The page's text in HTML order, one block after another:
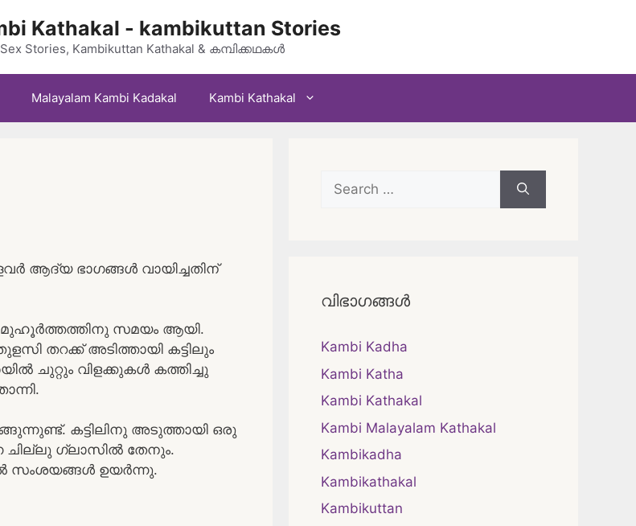
Kathakal - kambikuttan Stories
Stories, Kambikuttan Kathakal & കമ്പിക്കഥകൾ
Malayalam Kambi Kadakal Kambi Kathakal
ആദ്യ ഭാഗങ്ങൾ വായിച്ചതിന്
സമയം ആയി.
തറക്ക് അടിത്തായി കട്ടിലും
ചുറ്റും വിളക്കുകൾ കത്തിച്ചു
കട്ടിലിനു അടുത്തായി ഒരു
ചില്ലു ഗ്ലാസിൽ തേനും.
സംശയങ്ങൾ ഉയർന്നു.
Search
for:
വിഭാഗങ്ങൾ
Kambi Kadha
Kambi Katha
Kambi Kathakal
Kambi Malayalam Kathakal
Kambikadha
Kambikathakal
Kambikuttan